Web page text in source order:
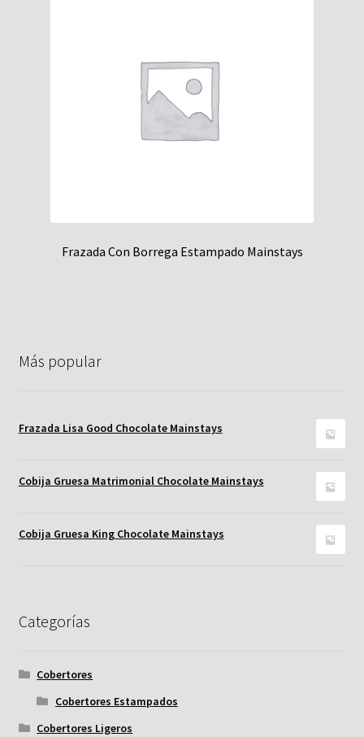
Frazada Con Borrega Estampado Mainstays
Más popular
Frazada Lisa Good Chocolate Mainstays
Cobija Gruesa Matrimonial Chocolate Mainstays
Cobija Gruesa King Chocolate Mainstays
Categorías
Cobertores
Cobertores Estampados
Cobertores Ligeros